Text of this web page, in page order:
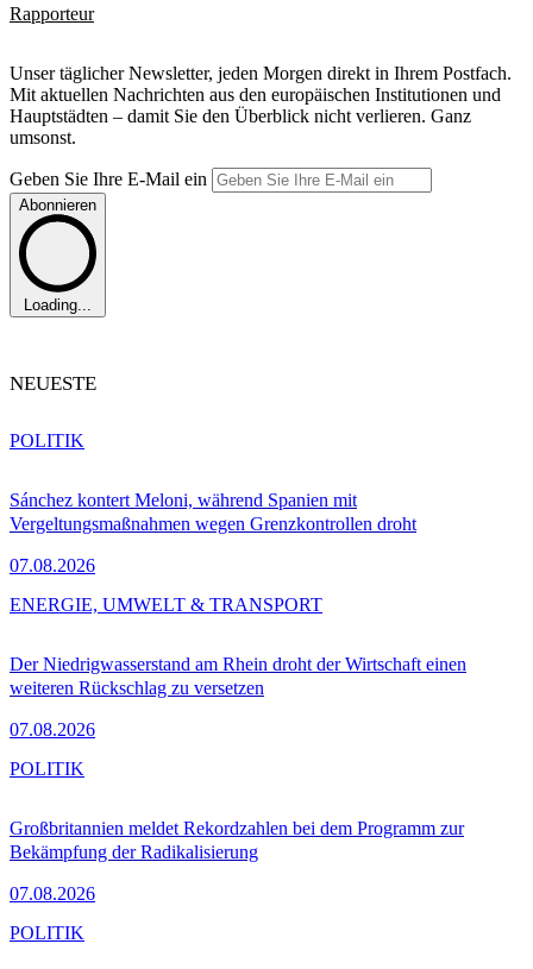
Rapporteur
Unser täglicher Newsletter, jeden Morgen direkt in Ihrem Postfach.
Mit aktuellen Nachrichten aus den europäischen Institutionen und
Hauptstädten – damit Sie den Überblick nicht verlieren. Ganz
umsonst.
Geben Sie Ihre E-Mail ein
Abonnieren
Loading...
NEUESTE
Sánchez kontert Meloni, während Spanien mit
Vergeltungsmaßnahmen wegen Grenzkontrollen droht
07.08.2026
POLITIK
Der Niedrigwasserstand am Rhein droht der Wirtschaft einen
weiteren Rückschlag zu versetzen
07.08.2026
ENERGIE, UMWELT & TRANSPORT
Großbritannien meldet Rekordzahlen bei dem Programm zur
Bekämpfung der Radikalisierung
07.08.2026
POLITIK
POLITIK